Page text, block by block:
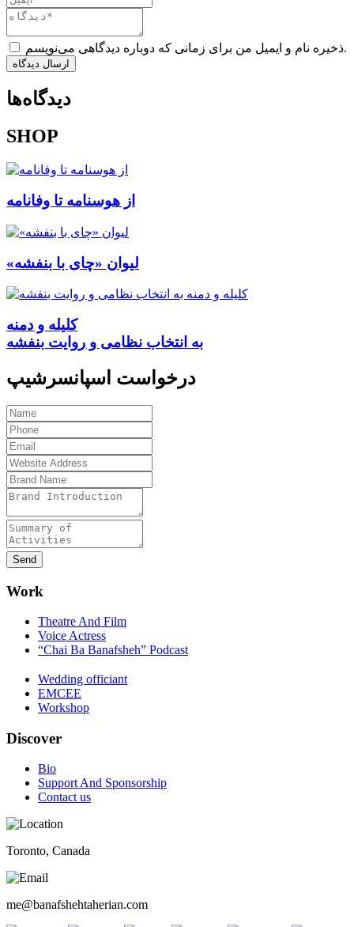
ذخیره نام و ایمیل من برای زمانی که دوباره دیدگاهی می‌نویسم.
ارسال دیدگاه
دیدگاه‌ها
SHOP
از هوسنامه تا وفانامه
«لیوان «چای با بنفشه
کلیله و دمنه
به انتخاب نظامی و روایت بنفشه
درخواست اسپانسرشیپ
Send
Work
Theatre And Film
Voice Actress
“Chai Ba Banafsheh” Podcast
Wedding officiant
EMCEE
Workshop
Discover
Bio
Support And Sponsorship
Contact us
Toronto, Canada
me@banafshehtaherian.com